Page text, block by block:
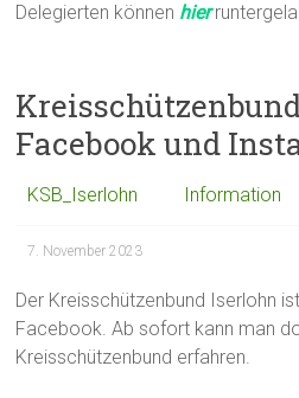
Delegierten können hier
Facebook und
KSB_Iserlohn Information
7. November 2023
Der Kreisschützenbund Iserlohn
Facebook. Ab sofort kann man
Kreisschützenbund erfahren.